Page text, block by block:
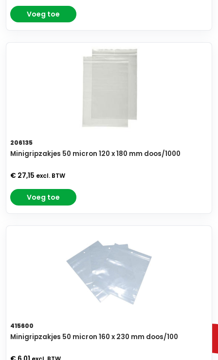
Voeg toe
206135
Minigripzakjes 50 micron 120 x 180 mm doos/1000
€ 27,15 excl. BTW
Voeg toe
415600
Minigripzakjes 50 micron 160 x 230 mm doos/100